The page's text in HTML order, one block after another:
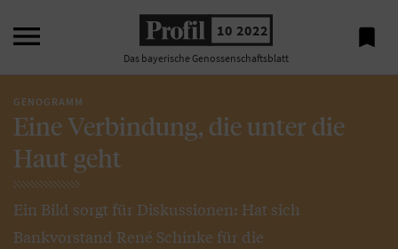
 10 2022
Das bayerische Genossenschaftsblatt

GENOGRAMM
Eine Verbindung, die unter die
Haut geht
Ein Bild sorgt für Diskussionen: Hat sich
Bankvorstand René Schinke für die